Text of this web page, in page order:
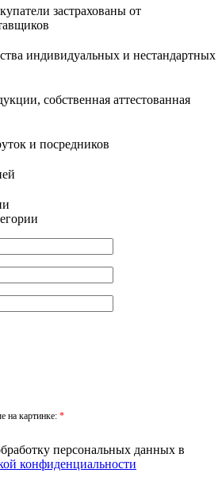
застрахованы от
индивидуальных и нестандартных
собственная аттестованная
и посредников
на картинке: *
персональных данных в
конфиденциальности